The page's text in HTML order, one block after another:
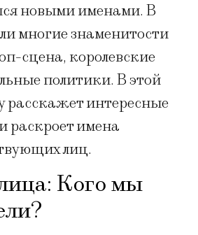
новыми именами. В
многие знаменитости
сцена, королевские
политики. В этой
расскажет интересные
раскроет имена
лиц.
Кого мы